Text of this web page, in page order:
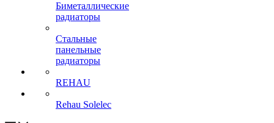
Биметаллические
радиаторы
Стальные
панельные
радиаторы
REHAU
Rehau Solelec